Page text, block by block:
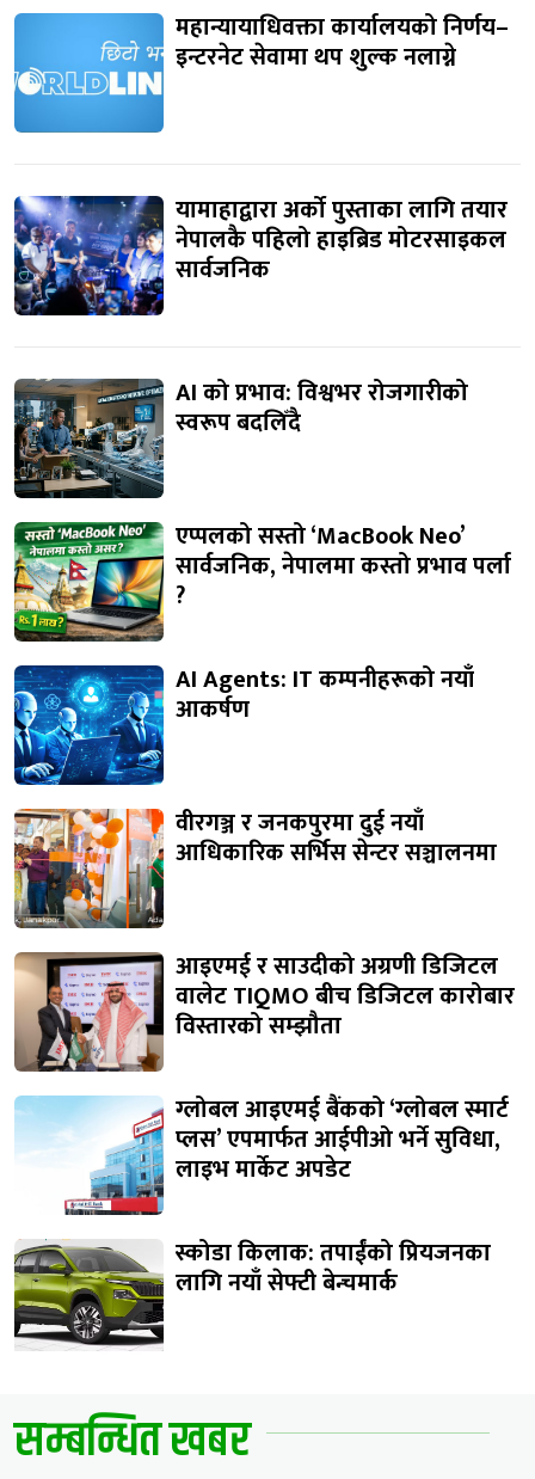
महान्यायाधिवक्ता कार्यालयको निर्णय–
इन्टरनेट सेवामा थप शुल्क नलाग्ने
यामाहाद्वारा अर्को पुस्ताका लागि तयार
नेपालकै पहिलो हाइब्रिड मोटरसाइकल
सार्वजनिक
AI को प्रभाव: विश्वभर रोजगारीको
स्वरूप बदलिँदै
एप्पलको सस्तो ‘MacBook Neo’
सार्वजनिक, नेपालमा कस्तो प्रभाव पर्ला
?
AI Agents: IT कम्पनीहरूको नयाँ
आकर्षण
वीरगञ्ज र जनकपुरमा दुई नयाँ
आधिकारिक सर्भिस सेन्टर सञ्चालनमा
आइएमई र साउदीको अग्रणी डिजिटल
वालेट TIQMO बीच डिजिटल कारोबार
विस्तारको सम्झौता
ग्लोबल आइएमई बैंकको ‘ग्लोबल स्मार्ट
प्लस’ एपमार्फत आईपीओ भर्ने सुविधा,
लाइभ मार्केट अपडेट
स्कोडा किलाक: तपाईंको प्रियजनका
लागि नयाँ सेफ्टी बेन्चमार्क
सम्बन्धित खबर